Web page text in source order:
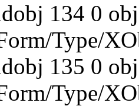
134 0 obj
Type/
135 0 obj
Type/